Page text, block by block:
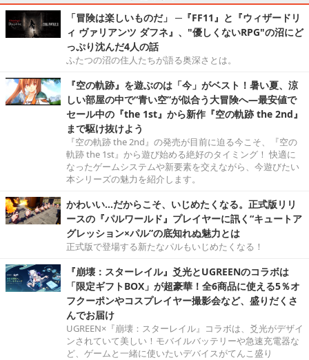
「冒険は楽しいものだ」 ─『FF11』と『ウィザードリ
ィ ヴァリアンツ ダフネ』、"優しくないRPG"の沼にど
っぷり沈んだ4人の話
ふたつの沼の住人たちが語る奥深さとは。
『空の軌跡』を遊ぶのは「今」がベスト！暑い夏、涼
しい部屋の中で“青い空”が似合う大冒険へ―最安値で
セール中の『the 1st』から新作『空の軌跡 the 2nd』
まで駆け抜けよう
『空の軌跡 the 2nd』の発売が目前に迫る今こそ、『空の
軌跡 the 1st』から遊び始める絶好のタイミング！ 快適に
なったゲームシステムや新要素を交えながら、今遊びたい
本シリーズの魅力を紹介します。
かわいい…だからこそ、いじめたくなる。正式版リリ
ースの『パルワールド』プレイヤーに訊く“キュートア
グレッション×パル”の底知れぬ魅力とは
正式版で登場する新たなパルもいじめたくなる！
『崩壊：スターレイル』爻光とUGREENのコラボは
「限定ギフトBOX」が超豪華！全6商品に使える5％オ
フクーポンやコスプレイヤー撮影会など、盛りだくさ
んでお届け
UGREEN×『崩壊：スターレイル』コラボは、爻光がデザイ
ンされていて美しい！モバイルバッテリーや急速充電器な
ど、ゲームと一緒に使いたいデバイスがてんこ盛り